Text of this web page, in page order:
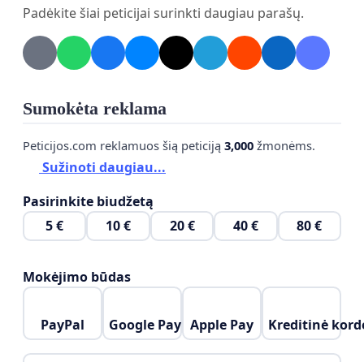
Padėkite šiai peticijai surinkti daugiau parašų.
Sumokėta reklama
Peticijos.com reklamuos šią peticiją 3,000 žmonėms.
Sužinoti daugiau...
Pasirinkite biudžetą
5 €
10 € 20 € 40 € 80 €
Mokėjimo būdas
PayPal Google Pay Apple Pay Kreditinė